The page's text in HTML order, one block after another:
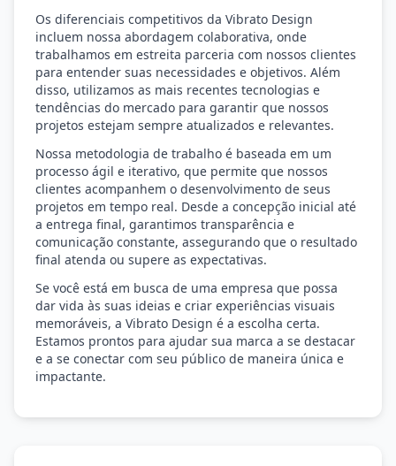
Os diferenciais competitivos da Vibrato Design
incluem nossa abordagem colaborativa, onde
trabalhamos em estreita parceria com nossos clientes
para entender suas necessidades e objetivos. Além
disso, utilizamos as mais recentes tecnologias e
tendências do mercado para garantir que nossos
projetos estejam sempre atualizados e relevantes.
Nossa metodologia de trabalho é baseada em um
processo ágil e iterativo, que permite que nossos
clientes acompanhem o desenvolvimento de seus
projetos em tempo real. Desde a concepção inicial até
a entrega final, garantimos transparência e
comunicação constante, assegurando que o resultado
final atenda ou supere as expectativas.
Se você está em busca de uma empresa que possa
dar vida às suas ideias e criar experiências visuais
memoráveis, a Vibrato Design é a escolha certa.
Estamos prontos para ajudar sua marca a se destacar
e a se conectar com seu público de maneira única e
impactante.